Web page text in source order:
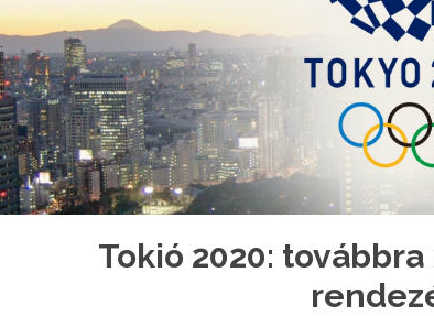
Tokió 2020: